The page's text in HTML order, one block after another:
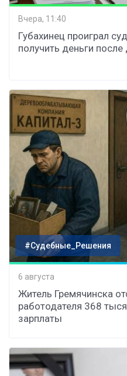
Вчера, 11:40
Губахинец проиграл
получить деньги
#Судебные_Решения
6 августа
Житель Гремячинска
работодателя 368
зарплаты